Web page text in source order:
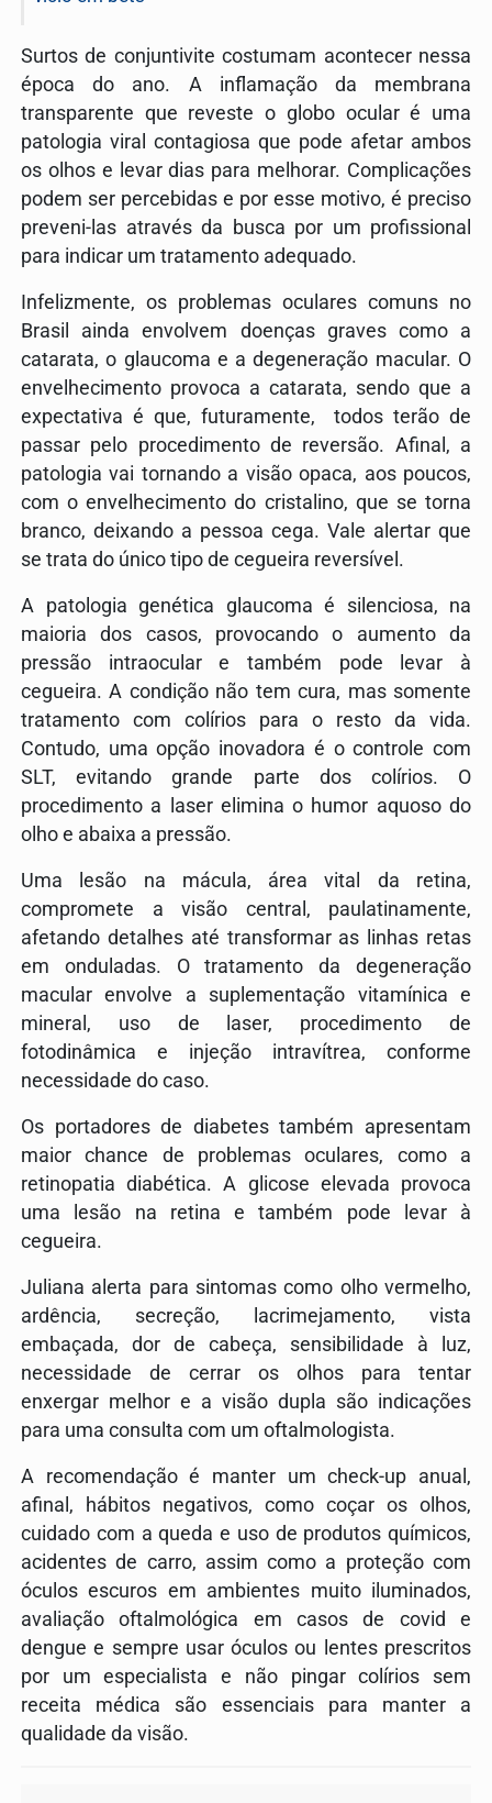
Surtos de conjuntivite costumam acontecer nessa
época do ano. A inflamação da membrana
transparente que reveste o globo ocular é uma
patologia viral contagiosa que pode afetar ambos
os olhos e levar dias para melhorar. Complicações
podem ser percebidas e por esse motivo, é preciso
preveni-las através da busca por um profissional
para indicar um tratamento adequado.
Infelizmente, os problemas oculares comuns no
Brasil ainda envolvem doenças graves como a
catarata, o glaucoma e a degeneração macular. O
envelhecimento provoca a catarata, sendo que a
expectativa é que, futuramente, todos terão de
passar pelo procedimento de reversão. Afinal, a
patologia vai tornando a visão opaca, aos poucos,
com o envelhecimento do cristalino, que se torna
branco, deixando a pessoa cega. Vale alertar que
se trata do único tipo de cegueira reversível.
A patologia genética glaucoma é silenciosa, na
maioria dos casos, provocando o aumento da
pressão intraocular e também pode levar à
cegueira. A condição não tem cura, mas somente
tratamento com colírios para o resto da vida.
Contudo, uma opção inovadora é o controle com
SLT, evitando grande parte dos colírios. O
procedimento a laser elimina o humor aquoso do
olho e abaixa a pressão.
Uma lesão na mácula, área vital da retina,
compromete a visão central, paulatinamente,
afetando detalhes até transformar as linhas retas
em onduladas. O tratamento da degeneração
macular envolve a suplementação vitamínica e
mineral, uso de laser, procedimento de
fotodinâmica e injeção intravítrea, conforme
necessidade do caso.
Os portadores de diabetes também apresentam
maior chance de problemas oculares, como a
retinopatia diabética. A glicose elevada provoca
uma lesão na retina e também pode levar à
cegueira.
Juliana alerta para sintomas como olho vermelho,
ardência, secreção, lacrimejamento, vista
embaçada, dor de cabeça, sensibilidade à luz,
necessidade de cerrar os olhos para tentar
enxergar melhor e a visão dupla são indicações
para uma consulta com um oftalmologista.
A recomendação é manter um check-up anual,
afinal, hábitos negativos, como coçar os olhos,
cuidado com a queda e uso de produtos químicos,
acidentes de carro, assim como a proteção com
óculos escuros em ambientes muito iluminados,
avaliação oftalmológica em casos de covid e
dengue e sempre usar óculos ou lentes prescritos
por um especialista e não pingar colírios sem
receita médica são essenciais para manter a
qualidade da visão.